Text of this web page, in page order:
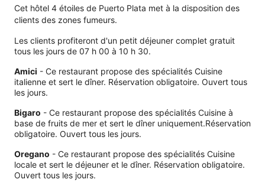
Cet hôtel 4 étoiles de Puerto Plata met à la disposition des
clients des zones fumeurs.
Les clients profiteront d'un petit déjeuner complet gratuit
tous les jours de 07 h 00 à 10 h 30.
Amici - Ce restaurant propose des spécialités Cuisine
italienne et sert le dîner. Réservation obligatoire. Ouvert tous
les jours.
Bigaro - Ce restaurant propose des spécialités Cuisine à
base de fruits de mer et sert le dîner uniquement.Réservation
obligatoire. Ouvert tous les jours.
Oregano - Ce restaurant propose des spécialités Cuisine
locale et sert le déjeuner et le dîner. Réservation obligatoire.
Ouvert tous les jours.